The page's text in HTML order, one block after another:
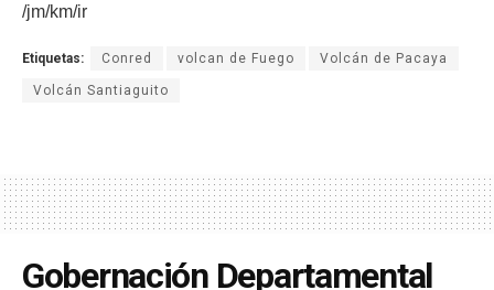
/jm/km/ir
Etiquetas: Conred volcan de Fuego Volcán de Pacaya
Volcán Santiaguito
Gobernación Departamental